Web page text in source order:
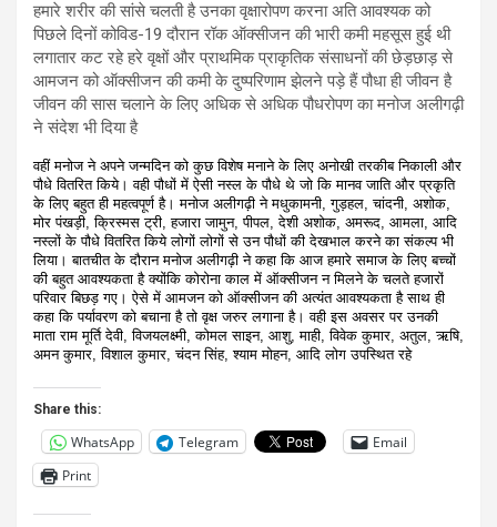
हमारे शरीर की सांसे चलती है उनका वृक्षारोपण करना अति आवश्यक को
पिछले दिनों कोविड-19 दौरान रॉक ऑक्सीजन की भारी कमी महसूस हुई थी
लगातार कट रहे हरे वृक्षों और प्राथमिक प्राकृतिक संसाधनों की छेड़छाड़ से
आमजन को ऑक्सीजन की कमी के दुष्परिणाम झेलने पड़े हैं पौधा ही जीवन है
जीवन की सास चलाने के लिए अधिक से अधिक पौधरोपण का मनोज अलीगढ़ी
ने संदेश भी दिया है
वहीं मनोज ने अपने जन्मदिन को कुछ विशेष मनाने के लिए अनोखी तरकीब निकाली और
पौधे वितरित किये। वही पौधों में ऐसी नस्ल के पौधे थे जो कि मानव जाति और प्रकृति
के लिए बहुत ही महत्वपूर्ण है। मनोज अलीगढ़ी ने मधुकामनी, गुड़हल, चांदनी, अशोक,
मोर पंखड़ी, क्रिस्मस ट्री, हजारा जामुन, पीपल, देशी अशोक, अमरूद, आमला, आदि
नस्लों के पौधे वितरित किये लोगों लोगों से उन पौधों की देखभाल करने का संकल्प भी
लिया। बातचीत के दौरान मनोज अलीगढ़ी ने कहा कि आज हमारे समाज के लिए बच्चों
की बहुत आवश्यकता है क्योंकि कोरोना काल में ऑक्सीजन न मिलने के चलते हजारों
परिवार बिछड़ गए। ऐसे में आमजन को ऑक्सीजन की अत्यंत आवश्यकता है साथ ही
कहा कि पर्यावरण को बचाना है तो वृक्ष जरुर लगाना है। वही इस अवसर पर उनकी
माता राम मूर्ति देवी, विजयलक्ष्मी, कोमल साइन, आशु, माही, विवेक कुमार, अतुल, ऋषि,
अमन कुमार, विशाल कुमार, चंदन सिंह, श्याम मोहन, आदि लोग उपस्थित रहे
Share this:
WhatsApp Telegram
Email
Print